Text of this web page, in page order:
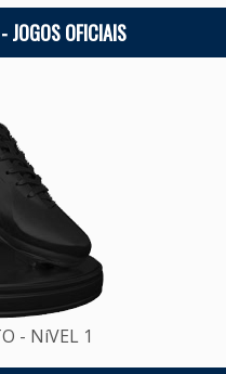
JOGOS OFICIAIS
- NíVEL 1